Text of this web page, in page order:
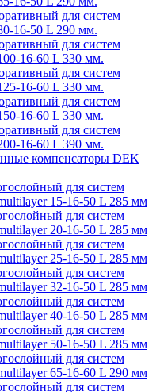
для систем
16-50 L 290 мм.
для систем
16-60 L 330 мм.
для систем
16-60 L 330 мм.
для систем
16-60 L 330 мм.
для систем
16-60 L 390 мм.
компенсаторы DEK
для систем
15-16-50 L 285 мм
для систем
20-16-50 L 285 мм
для систем
25-16-50 L 285 мм
для систем
32-16-50 L 285 мм
для систем
40-16-50 L 285 мм
для систем
50-16-50 L 285 мм
для систем
65-16-60 L 290 мм
для систем